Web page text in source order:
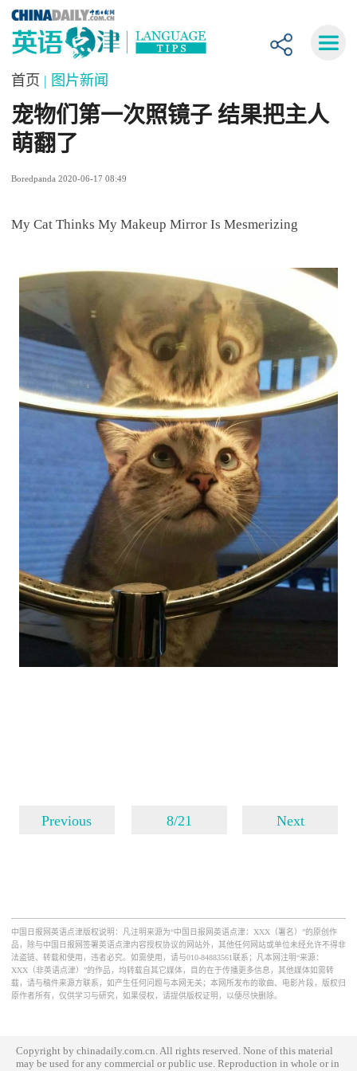
首页 | 图片新闻
宠物们第一次照镜子 结果把主人
萌翻了
Boredpanda 2020-06-17 08:49
My Cat Thinks My Makeup Mirror Is Mesmerizing
Previous 8/21 Next
中国日报网英语点津版权说明：凡注明来源为“中国日报网英语点津：XXX（署名）”的原创作
品，除与中国日报网签署英语点津内容授权协议的网站外，其他任何网站或单位未经允许不得非
法盗链、转载和使用，违者必究。如需使用，请与010-84883561联系；凡本网注明“来源：
XXX（非英语点津）”的作品，均转载自其它媒体，目的在于传播更多信息，其他媒体如需转
载，请与稿件来源方联系，如产生任何问题与本网无关；本网所发布的歌曲、电影片段，版权归
原作者所有，仅供学习与研究，如果侵权，请提供版权证明，以便尽快删除。
Copyright by chinadaily.com.cn. All rights reserved. None of this material
may be used for any commercial or public use. Reproduction in whole or in